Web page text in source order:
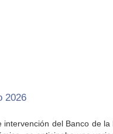
2026
del Banco de la